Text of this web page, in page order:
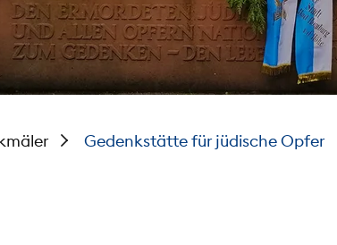
Gedenkstätte für jüdische Opfer